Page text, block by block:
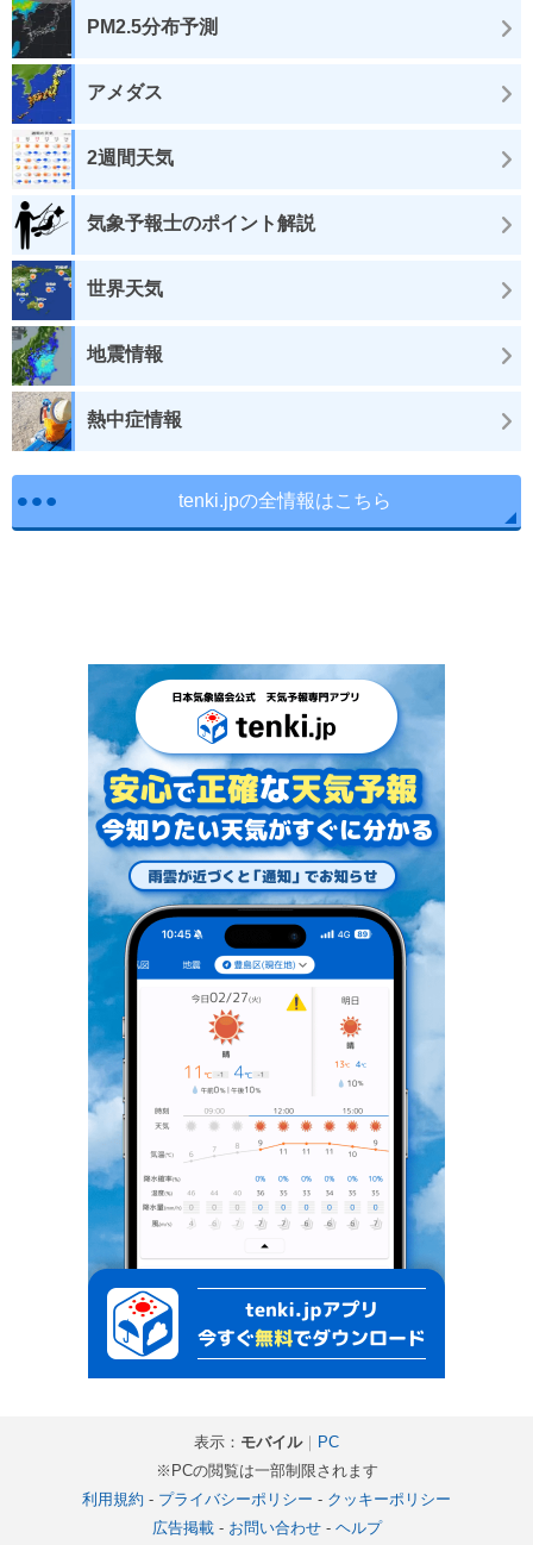
PM2.5分布予測
アメダス
2週間天気
気象予報士のポイント解説
世界天気
地震情報
熱中症情報
tenki.jpの全情報はこちら
表示： モバイル｜
PC
※PCの閲覧は一部制限されます
利用規約 - プライバシーポリシー - クッキーポリシー
広告掲載- お問い合わせ- ヘルプ